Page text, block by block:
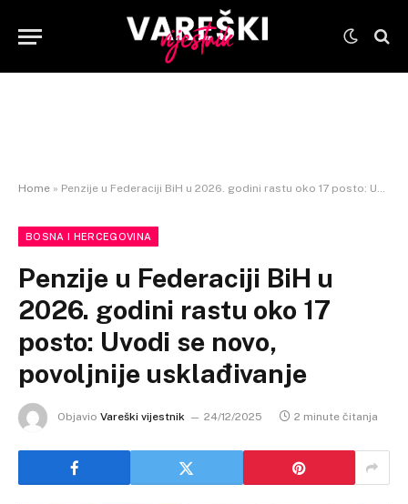
Home » Penzije u Federaciji BiH u 2026. godini rastu oko 17 posto: Uvodi se novo, povoljnije usklađivanje
BOSNA I HERCEGOVINA
Penzije u Federaciji BiH u
2026. godini rastu oko 17
posto: Uvodi se novo,
povoljnije usklađivanje
Objavio Vareški vijestnik 24/12/2025 2 minute čitanja